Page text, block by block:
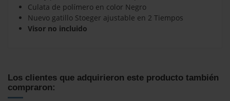
Culata de polímero en color Negro
Nuevo gatillo Stoeger ajustable en 2 Tiempos
Visor no incluido
Los clientes que adquirieron este producto también
compraron: